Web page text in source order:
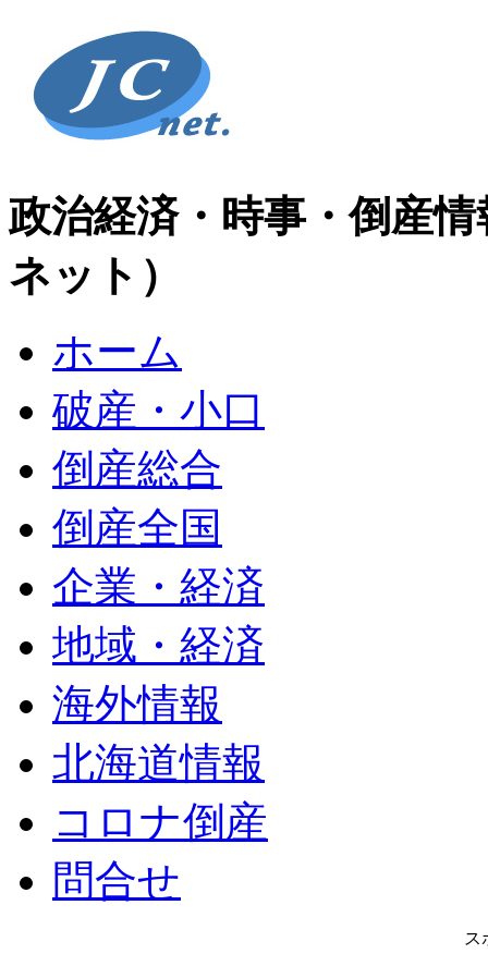
政治経済・時事・倒産
ネット）
ホーム
破産・小口
倒産総合
倒産全国
企業・経済
地域・経済
海外情報
北海道情報
コロナ倒産
問合せ
ス